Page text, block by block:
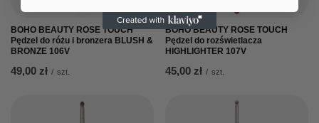
BOHO BEAUTY ROSE TOUCH
Pędzel do różu i bronzera BLUSH &
BRONZE 106V
49,00 zł / szt.
BOHO BEAUTY ROSE TOUCH
Pędzel do rozświetlacza
HIGHLIGHTER 107V
45,00 zł / szt.